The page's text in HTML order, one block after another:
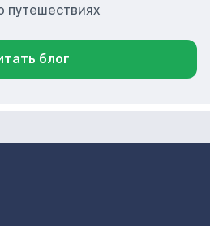
путешествиях
блог